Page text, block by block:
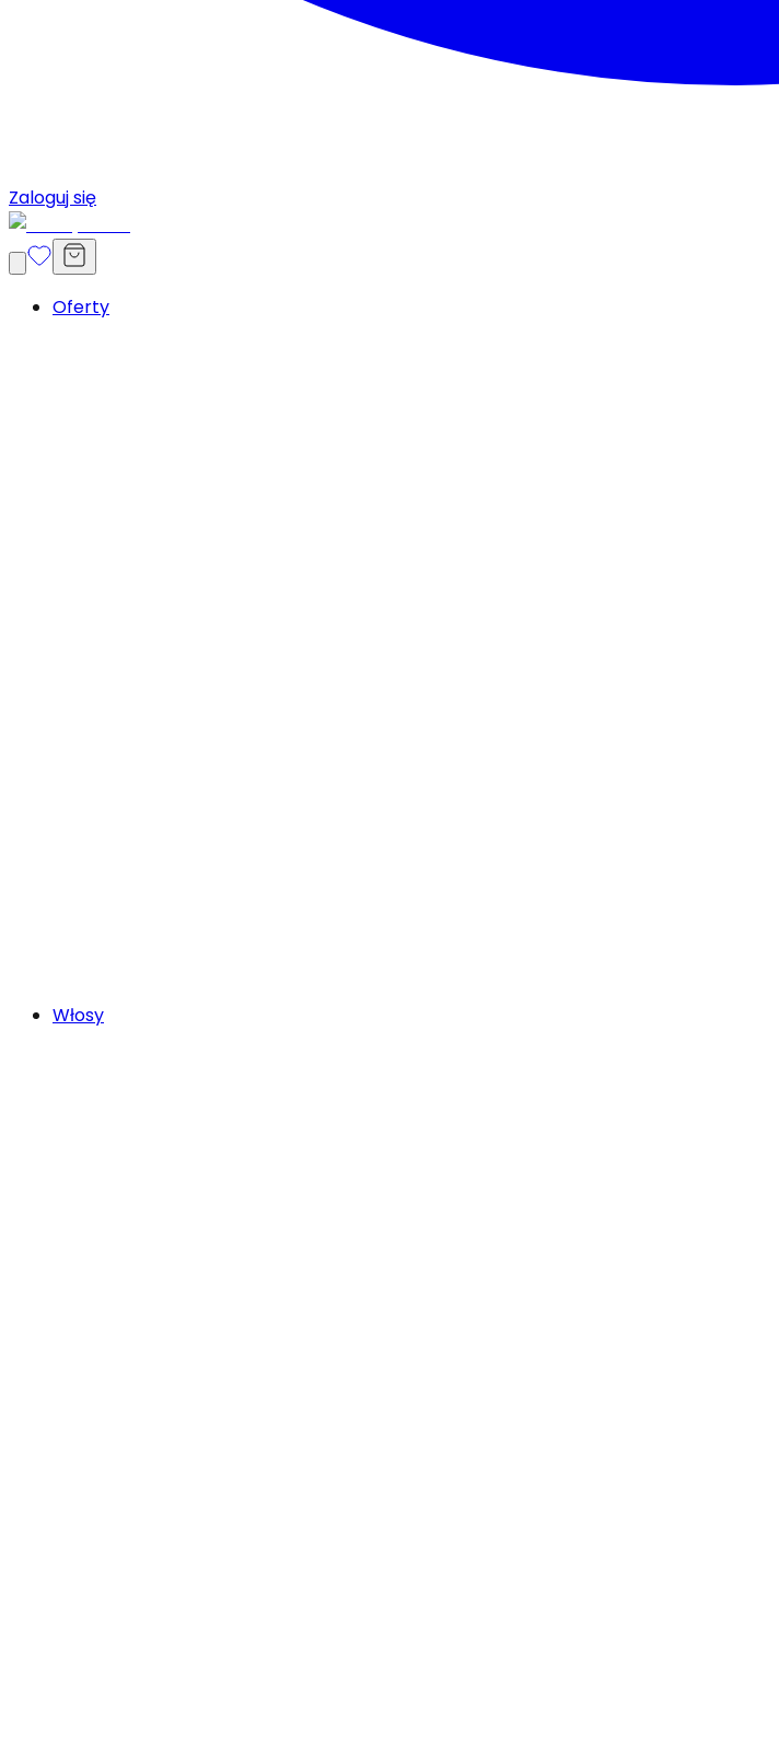
Zaloguj się
Oferty
Włosy